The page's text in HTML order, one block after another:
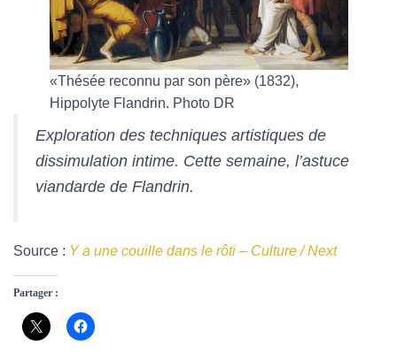
«Thésée reconnu par son père» (1832),
Hippolyte Flandrin. Photo DR
Exploration des techniques artistiques de
dissimulation intime. Cette semaine, l’astuce
viandarde de Flandrin.
Source : Y a une couille dans le rôti – Culture / Next
Partager :